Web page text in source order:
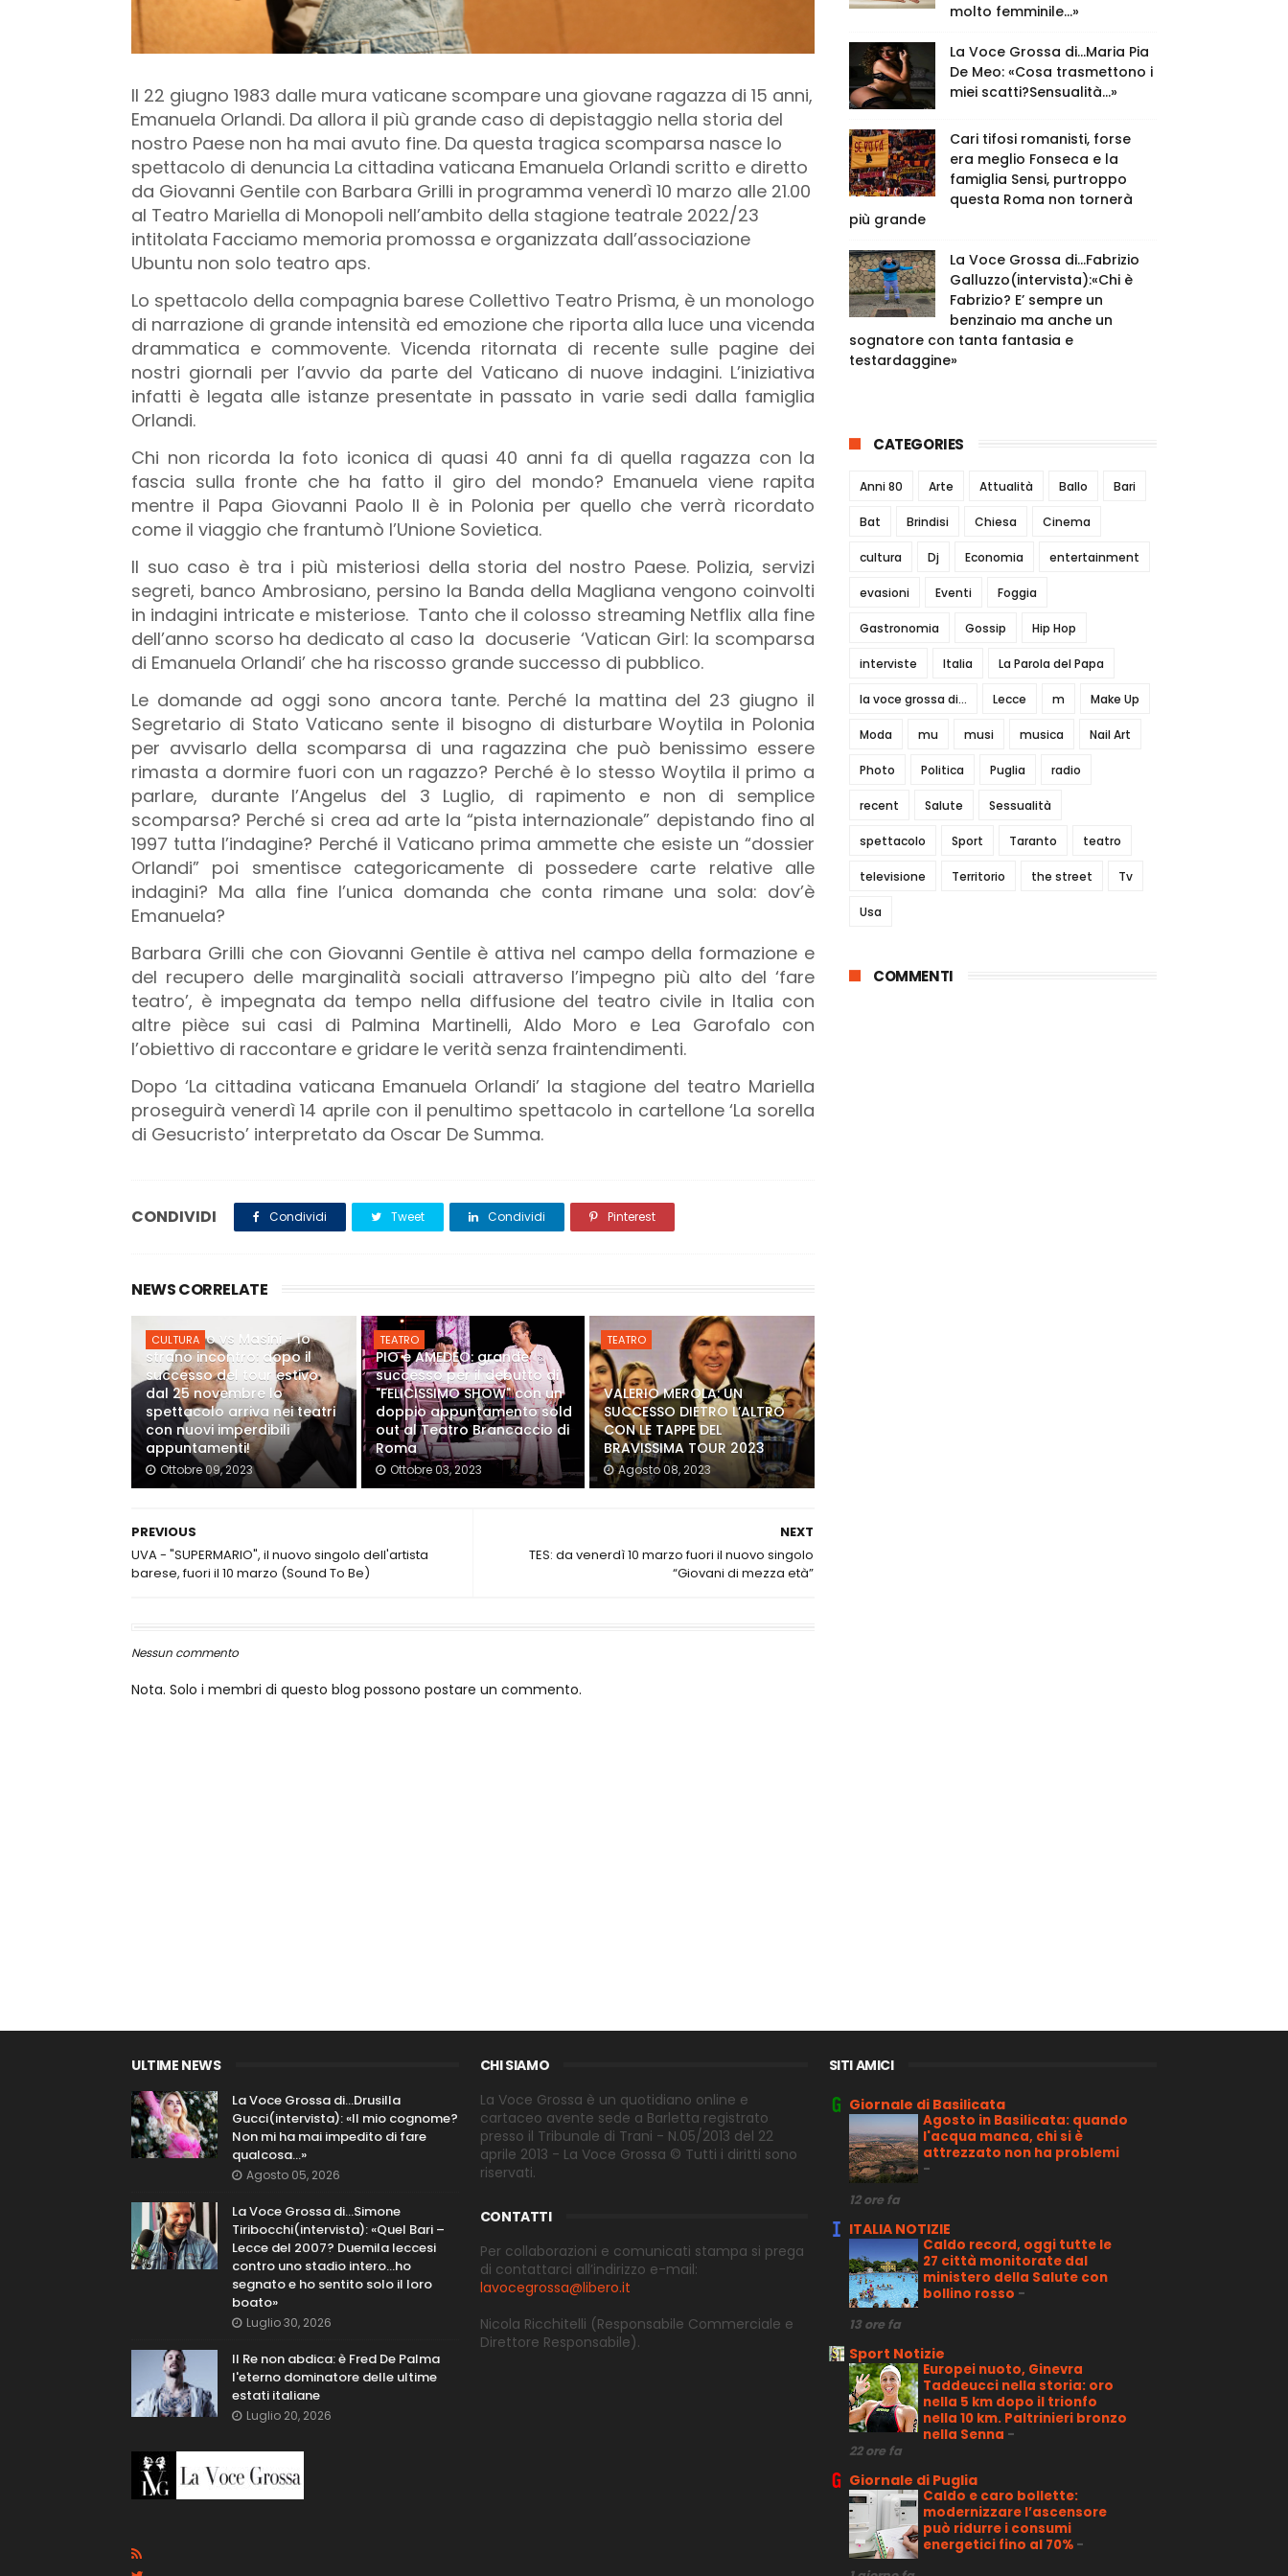
Il 22 giugno 1983 dalle mura vaticane scompare una giovane ragazza di 15 anni,
Emanuela Orlandi. Da allora il più grande caso di depistaggio nella storia del
nostro Paese non ha mai avuto fine. Da questa tragica scomparsa nasce lo
spettacolo di denuncia La cittadina vaticana Emanuela Orlandi scritto e diretto
da Giovanni Gentile con Barbara Grilli in programma venerdì 10 marzo alle 21.00
al Teatro Mariella di Monopoli nell’ambito della stagione teatrale 2022/23
intitolata Facciamo memoria promossa e organizzata dall’associazione
Ubuntu non solo teatro aps.
Lo spettacolo della compagnia barese Collettivo Teatro Prisma, è un monologo
di narrazione di grande intensità ed emozione che riporta alla luce una vicenda
drammatica e commovente. Vicenda ritornata di recente sulle pagine dei
nostri giornali per l’avvio da parte del Vaticano di nuove indagini. L’iniziativa
infatti è legata alle istanze presentate in passato in varie sedi dalla famiglia
Orlandi.
Chi non ricorda la foto iconica di quasi 40 anni fa di quella ragazza con la
fascia sulla fronte che ha fatto il giro del mondo? Emanuela viene rapita
mentre il Papa Giovanni Paolo II è in Polonia per quello che verrà ricordato
come il viaggio che frantumò l’Unione Sovietica.
Il suo caso è tra i più misteriosi della storia del nostro Paese. Polizia, servizi
segreti, banco Ambrosiano, persino la Banda della Magliana vengono coinvolti
in indagini intricate e misteriose. Tanto che il colosso streaming Netflix alla fine
dell’anno scorso ha dedicato al caso la docuserie ‘Vatican Girl: la scomparsa
di Emanuela Orlandi’ che ha riscosso grande successo di pubblico.
Le domande ad oggi sono ancora tante. Perché la mattina del 23 giugno il
Segretario di Stato Vaticano sente il bisogno di disturbare Woytila in Polonia
per avvisarlo della scomparsa di una ragazzina che può benissimo essere
rimasta a dormire fuori con un ragazzo? Perché è lo stesso Woytila il primo a
parlare, durante l’Angelus del 3 Luglio, di rapimento e non di semplice
scomparsa? Perché si crea ad arte la “pista internazionale” depistando fino al
1997 tutta l’indagine? Perché il Vaticano prima ammette che esiste un “dossier
Orlandi” poi smentisce categoricamente di possedere carte relative alle
indagini? Ma alla fine l’unica domanda che conta rimane una sola: dov’è
Emanuela?
Barbara Grilli che con Giovanni Gentile è attiva nel campo della formazione e
del recupero delle marginalità sociali attraverso l’impegno più alto del ‘fare
teatro’, è impegnata da tempo nella diffusione del teatro civile in Italia con
altre pièce sui casi di Palmina Martinelli, Aldo Moro e Lea Garofalo con
l’obiettivo di raccontare e gridare le verità senza fraintendimenti.
Dopo ‘La cittadina vaticana Emanuela Orlandi’ la stagione del teatro Mariella
proseguirà venerdì 14 aprile con il penultimo spettacolo in cartellone ‘La sorella
di Gesucristo’ interpretato da Oscar De Summa.
CONDIVIDI Condividi Tweet Condividi Pinterest
NEWS CORRELATE
CULTURA
Panariello vs Masini - lo
strano incontro: dopo il
successo del tour estivo
dal 25 novembre lo
spettacolo arriva nei teatri
con nuovi imperdibili
appuntamenti!
Ottobre 09, 2023
TEATRO
PIO e AMEDEO: grande
successo per il debutto di
"FELICISSIMO SHOW" con un
doppio appuntamento sold
out al Teatro Brancaccio di
Roma
Ottobre 03, 2023
TEATRO
VALERIO MEROLA: UN
SUCCESSO DIETRO L’ALTRO
CON LE TAPPE DEL
BRAVISSIMA TOUR 2023
Agosto 08, 2023
NEXT
TES: da venerdì 10 marzo fuori il nuovo singolo
“Giovani di mezza età”
PREVIOUS
UVA - "SUPERMARIO", il nuovo singolo dell'artista
barese, fuori il 10 marzo (Sound To Be)
Nessun commento
Nota. Solo i membri di questo blog possono postare un commento.
molto femminile…»
La Voce Grossa di…Maria Pia
De Meo: «Cosa trasmettono i
miei scatti?Sensualità…»
Cari tifosi romanisti, forse
era meglio Fonseca e la
famiglia Sensi, purtroppo
questa Roma non tornerà
più grande
La Voce Grossa di…Fabrizio
Galluzzo(intervista):«Chi è
Fabrizio? E’ sempre un
benzinaio ma anche un
sognatore con tanta fantasia e
testardaggine»
CATEGORIES
Anni 80 Arte Attualità Ballo Bari
Bat Brindisi Chiesa Cinema
cultura Dj Economia entertainment
evasioni Eventi Foggia
Gastronomia Gossip Hip Hop
interviste Italia La Parola del Papa
la voce grossa di... Lecce m Make Up
Moda mu musi musica Nail Art
Photo Politica Puglia radio
recent Salute Sessualità
spettacolo Sport Taranto teatro
televisione Territorio the street Tv
Usa
COMMENTI
ULTIME NEWS
La Voce Grossa di…Drusilla
Gucci(intervista): «Il mio cognome?
Non mi ha mai impedito di fare
qualcosa…»
Agosto 05, 2026
La Voce Grossa di…Simone
Tiribocchi(intervista): «Quel Bari –
Lecce del 2007? Duemila leccesi
contro uno stadio intero...ho
segnato e ho sentito solo il loro
boato»
Luglio 30, 2026
Il Re non abdica: è Fred De Palma
l'eterno dominatore delle ultime
estati italiane
Luglio 20, 2026
CHI SIAMO
La Voce Grossa è un quotidiano online e
cartaceo avente sede a Barletta registrato
presso il Tribunale di Trani - N.05/2013 del 22
aprile 2013 - La Voce Grossa © Tutti i diritti sono
riservati.
CONTATTI
Per collaborazioni e comunicati stampa si prega
di contattarci all’indirizzo e-mail:
lavocegrossa@libero.it
Nicola Ricchitelli (Responsabile Commerciale e
Direttore Responsabile).
SITI AMICI
Giornale di Basilicata
Agosto in Basilicata: quando
l'acqua manca, chi si è
attrezzato non ha problemi
-
12 ore fa
ITALIA NOTIZIE
Caldo record, oggi tutte le
27 città monitorate dal
ministero della Salute con
bollino rosso -
13 ore fa
Sport Notizie
Europei nuoto, Ginevra
Taddeucci nella storia: oro
nella 5 km dopo il trionfo
nella 10 km. Paltrinieri bronzo
nella Senna -
22 ore fa
Giornale di Puglia
Caldo e caro bollette:
modernizzare l’ascensore
può ridurre i consumi
energetici fino al 70% -